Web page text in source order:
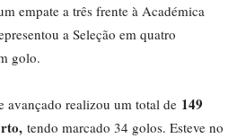
empate a três frente à Académica
a Seleção em quatro
golo.
avançado realizou um total de 149
tendo marcado 34 golos. Esteve no